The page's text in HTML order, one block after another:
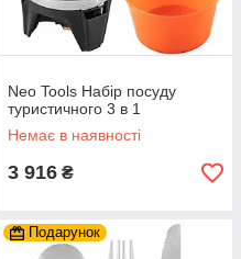
Neo Tools Набір посуду
туристичного 3 в 1
Немає в наявності
3 916 ₴
Подарунок